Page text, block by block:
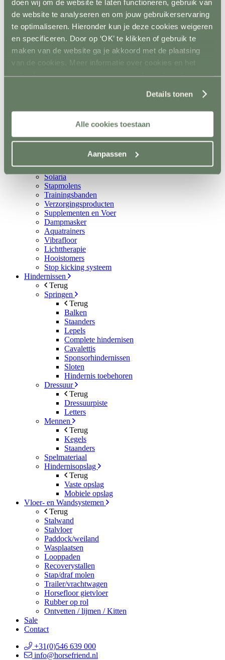
doen wij om de website te laten functioneren, gebruik van
de website te analyseren en om jouw gebruikerservaring
te optimaliseren. Hieronder kun je deze cookies weigeren
en specificeren. Door op ‘OK’ te klikken of gebruik te
maken van de website ga je akkoord met de plaatsing
van de cookies. Meer informatie over cookies en het
gebruik van persoonsgegevens door Horsefriend
Details tonen
Alle cookies toestaan
Aanpassen
Metalen poorten
Ruiven
Drinkbakken en watervaten
Bodemverbetering
Rijhal / Rijbak
Terug
Bodem
Spiegels
Opstijghulp
Ventilatoren
Mobiele ventilatoren
Inbouw ventilatoren
Conditie en gezondheid
Terug
Solaria
Stapmolens
Trainingsbanden
Verzorgingsproducten
Supplementen en Voer
Dampmasker
Aquatrainers
Vibrafloor
Lichttherapie
Hooistomers
Stop kicking systeem
Hindernissen
Terug
Springen
Terug
Balken
Staanders
Lepels
Complete hindernisen
Cavalettis
Sponsorhindernissen
Sloten
Hindernis toebehoren
Dressuur
Terug
Dressuurpiste
Letters
Mennen
Terug
Kegels
Staanders
Spelmateriaal
Hindernisopslag
Terug
Vaste opslag
Mobiele opslag
Vloer- en Wandsystemen
Terug
Stalwand
Stalvloer
Paddock/weiland
Wasplaatsen
Looppaden
Recoverystallen
Stap/draf molen
Trailer/vrachtwagen
Horsefloor gietvloer
Rubber op rol
Ontvetten / lijmen / Kitten
Sale
Contact
+31(0)546 639 000
info@horsefriend.nl